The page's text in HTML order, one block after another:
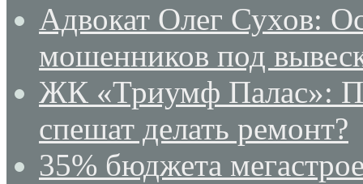
Адвокат Олег Сухов:
мошенников под
ЖК «Триумф Палас»:
спешат делать ремонт?
35% бюджета